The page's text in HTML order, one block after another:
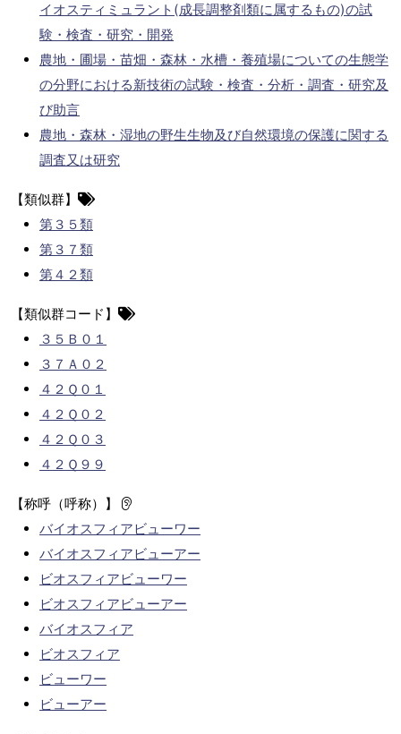
イオスティミュラント(成長調整剤類に属するもの)の試
験・検査・研究・開発
農地・圃場・苗畑・森林・水槽・養殖場についての生態学
の分野における新技術の試験・検査・分析・調査・研究及
び助言
農地・森林・湿地の野生生物及び自然環境の保護に関する
調査又は研究
【類似群】
第３５類
第３７類
第４２類
【類似群コード】
３５Ｂ０１
３７Ａ０２
４２Ｑ０１
４２Ｑ０２
４２Ｑ０３
４２Ｑ９９
【称呼（呼称）】
バイオスフィアビューワー
バイオスフィアビューアー
ビオスフィアビューワー
ビオスフィアビューアー
バイオスフィア
ビオスフィア
ビューワー
ビューアー